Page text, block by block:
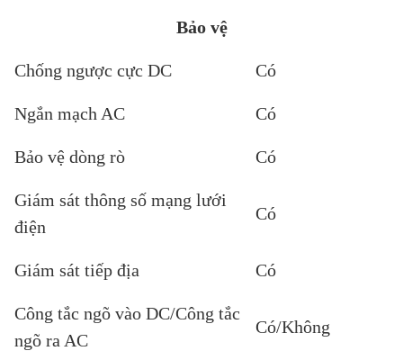
Bảo vệ
Chống ngược cực DC Có
Ngắn mạch AC Có
Bảo vệ dòng rò Có
Giám sát thông số mạng lưới
điện
Có
Giám sát tiếp địa Có
Công tắc ngõ vào DC/Công tắc
ngõ ra AC
Có/Không